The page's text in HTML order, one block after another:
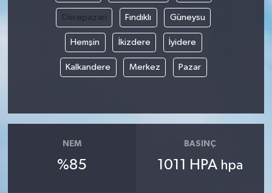
Derepazarı Fındıklı Güneysu
Hemşin İkizdere İyidere
Kalkandere Merkez Pazar
NEM
%85
BASINÇ
1011 HPA hpa